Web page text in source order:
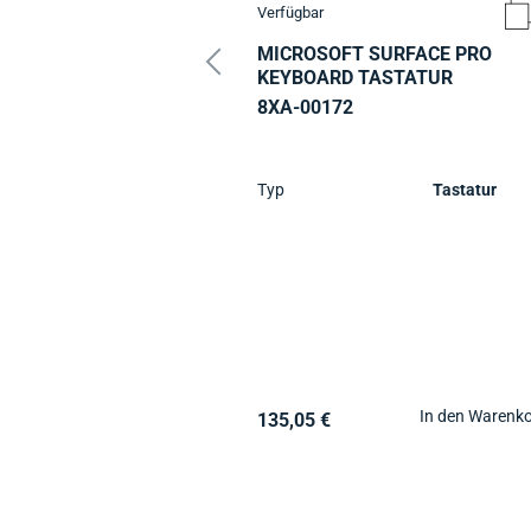
Verfügbar
MICROSOFT SURFACE PRO
KEYBOARD TASTATUR
8XA-00172
Typ Tastatur
135,05 € In den